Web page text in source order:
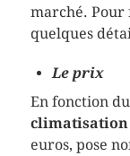
marché.
quelques
Le prix
En fonction
climatisation
euros, pose